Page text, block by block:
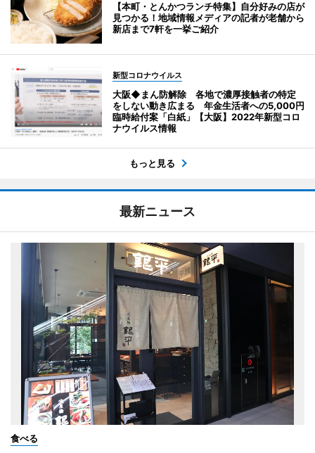
【本町・とんかつランチ特集】自分好みの店が
見つかる！地域情報メディアの記者が老舗から
新店まで7軒を一挙ご紹介
新型コロナウイルス
大阪◆まん防解除 各地で濃厚接触者の特定
をしない動き広まる 年金生活者への5,000円
臨時給付案「白紙」【大阪】2022年新型コロ
ナウイルス情報
もっと見る
最新ニュース
食べる